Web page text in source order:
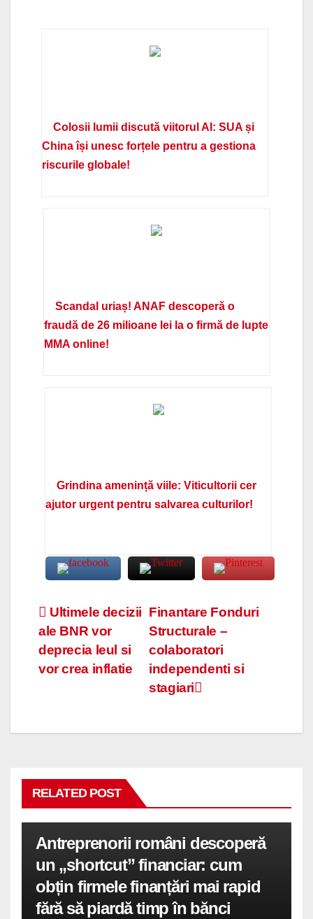
Colosii lumii discută viitorul AI: SUA și
China își unesc forțele pentru a gestiona
riscurile globale!
Scandal uriaș! ANAF descoperă o
fraudă de 26 milioane lei la o firmă de lupte
MMA online!
Grindina amenință viile: Viticultorii cer
ajutor urgent pentru salvarea culturilor!
Navigare
în
articole
Finantare Fonduri
Structurale –
colaboratori
independenti si
stagiari
Ultimele decizii
ale BNR vor
deprecia leul si
vor crea inflatie
RELATED POST
Antreprenorii români descoperă
un „shortcut” financiar: cum
obțin firmele finanțări mai rapid
fără să piardă timp în bănci